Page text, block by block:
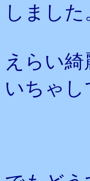
しました
えらい
いちゃし